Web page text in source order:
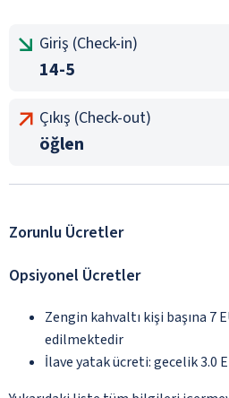
Giriş (Check-in)
14-5
Çıkış (Check-out)
öğlen
Zorunlu Ücretler
Opsiyonel Ücretler
Zengin kahvaltı kişi başına 7
edilmektedir
İlave yatak ücreti: gecelik 3.0